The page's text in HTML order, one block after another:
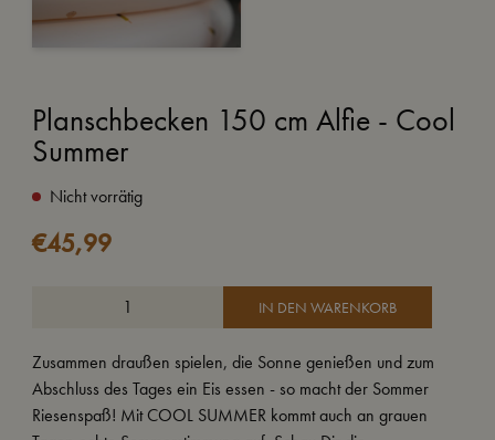
Planschbecken 150 cm Alfie - Cool
Summer
Nicht vorrätig
€45,99
IN DEN WARENKORB
Zusammen draußen spielen, die Sonne genießen und zum
Abschluss des Tages ein Eis essen - so macht der Sommer
Riesenspaß! Mit COOL SUMMER kommt auch an grauen